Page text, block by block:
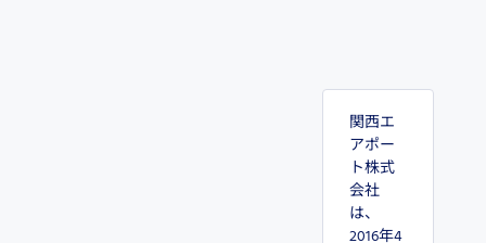
関西エ
アポー
ト株式
会社
は、
2016年4